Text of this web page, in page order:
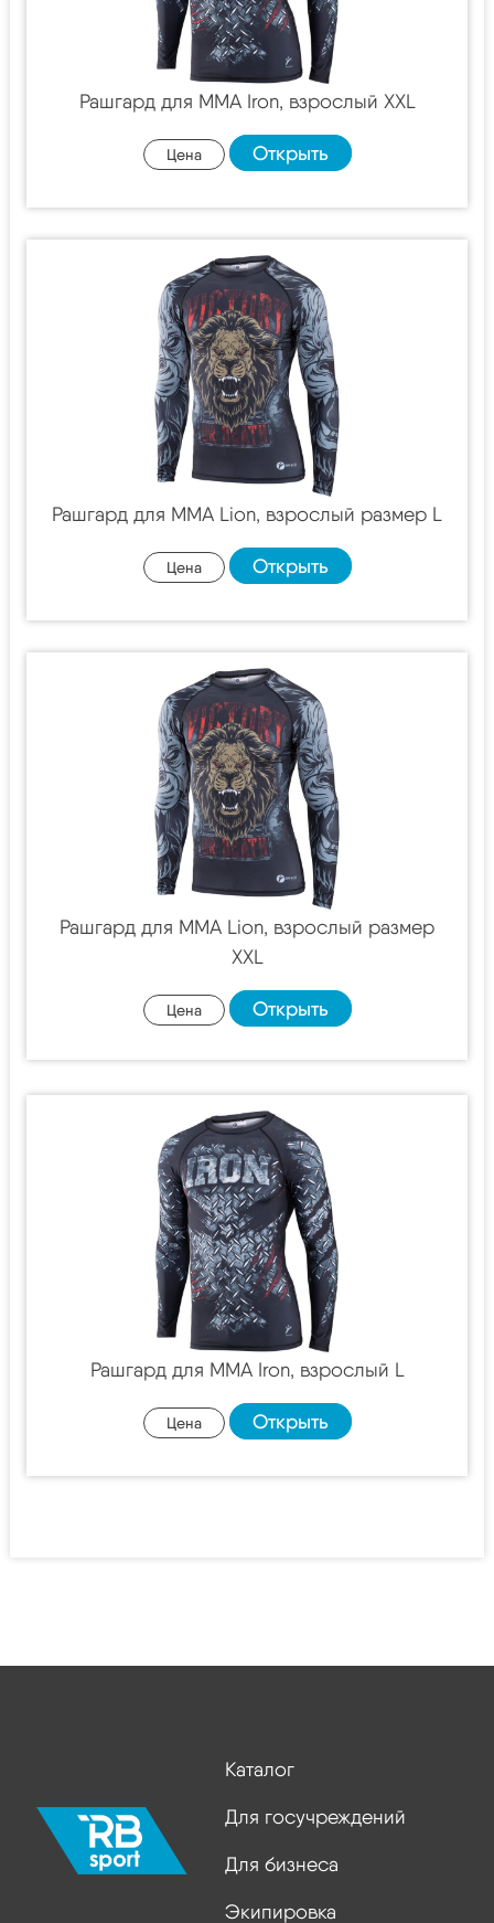
Рашгард для MMA Iron, взрослый XXL
Цена Открыть
Рашгард для MMA Lion, взрослый размер L
Цена Открыть
Рашгард для MMA Lion, взрослый размер
XXL
Цена Открыть
Рашгард для MMA Iron, взрослый L
Цена Открыть
Каталог
Для госучреждений
Для бизнеса
Экипировка